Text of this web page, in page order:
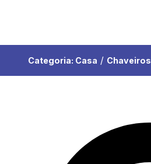
Categoria: Casa / Chaveiros